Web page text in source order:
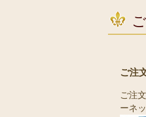
ご注
ご注
ーネ